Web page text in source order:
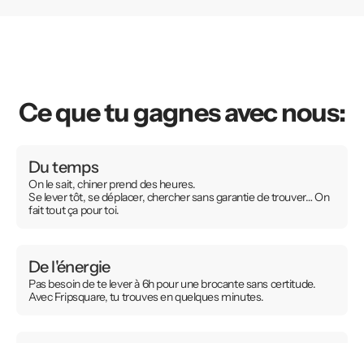
Ce que tu gagnes avec nous:
Du temps
On le sait, chiner prend des heures.
Se lever tôt, se déplacer, chercher sans garantie de trouver… On
fait tout ça pour toi.
De l'énergie
Pas besoin de te lever à 6h pour une brocante sans certitude.
Avec Fripsquare, tu trouves en quelques minutes.